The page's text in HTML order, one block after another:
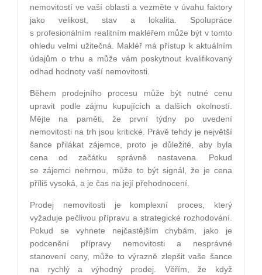
nemovitostí ve vaší oblasti a vezměte v úvahu faktory
jako velikost, stav a lokalita. Spolupráce
s profesionálním realitním makléřem může být v tomto
ohledu velmi užitečná. Makléř má přístup k aktuálním
údajům o trhu a může vám poskytnout kvalifikovaný
odhad hodnoty vaší nemovitosti.
Během prodejního procesu může být nutné cenu
upravit podle zájmu kupujících a dalších okolností.
Mějte na paměti, že první týdny po uvedení
nemovitosti na trh jsou kritické. Právě tehdy je největší
šance přilákat zájemce, proto je důležité, aby byla
cena od začátku správně nastavena. Pokud
se zájemci nehrnou, může to být signál, že je cena
příliš vysoká, a je čas na její přehodnocení.
Prodej nemovitosti je komplexní proces, který
vyžaduje pečlivou přípravu a strategické rozhodování.
Pokud se vyhnete nejčastějším chybám, jako je
podcenění přípravy nemovitosti a nesprávné
stanovení ceny, může to výrazně zlepšit vaše šance
na rychlý a výhodný prodej. Věřím, že když